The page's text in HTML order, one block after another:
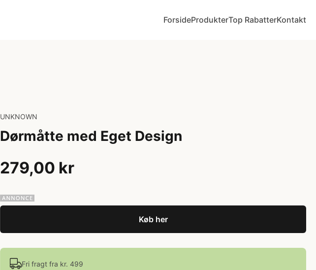
ForsideProdukterTop RabatterKontakt
UNKNOWN
Dørmåtte med Eget Design
279,00 kr
Køb her
Fri fragt fra kr. 499